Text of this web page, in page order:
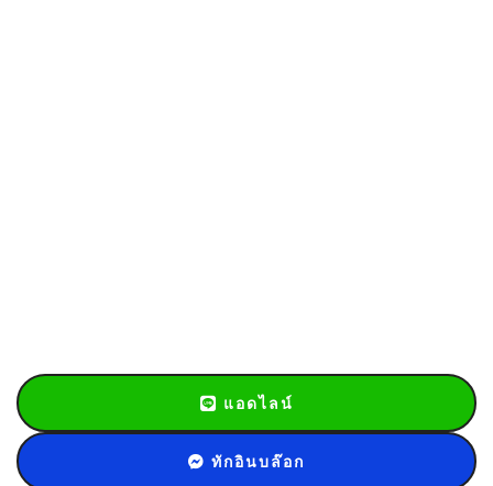
แอดไลน์
ทักอินบล๊อก